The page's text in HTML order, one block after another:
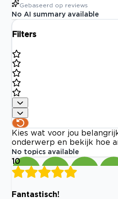
Gebaseerd op reviews
No AI summary available
Filters
Kies wat voor jou
onderwerp en bekijk hoe
No topics available
10
Fantastisch!